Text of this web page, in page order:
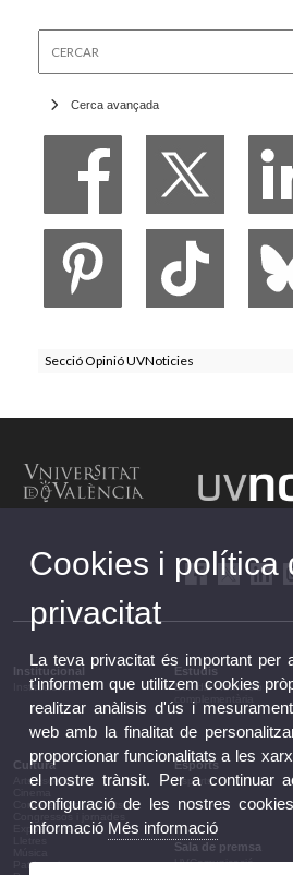
Cerca avançada
Secció Opinió UVNoticies
Institucional
Institucional
Estudis
Estudis i formació
Cultura
Arts escèniques
Conferències i debats
Congressos i jornades
Exposicions
Patrimoni
Esports
Esports
Sala de premsa
UVComunicació
Cookies i política
privacitat
La teva privacitat és important per
t'informem que utilitzem cookies
realitzar anàlisis d'ús i
web amb la finalitat de
proporcionar funcionalitats a les
el nostre trànsit. Per a continuar
configuració de les nostres
informació Més informació